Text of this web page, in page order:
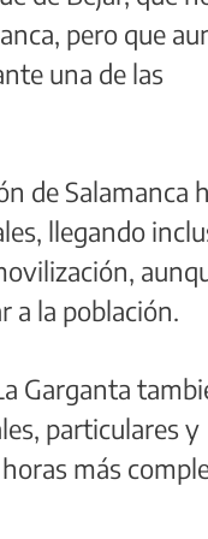
pero que
una de las
de Salamanca
llegando
a la población.
Garganta
particulares y
más